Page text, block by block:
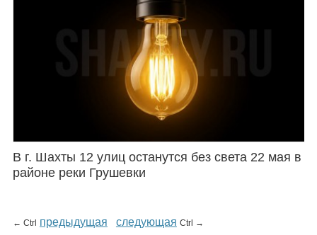
В г. Шахты 12 улиц останутся без света 22 мая в
районе реки Грушевки
← Ctrl предыдущая следующая Ctrl →